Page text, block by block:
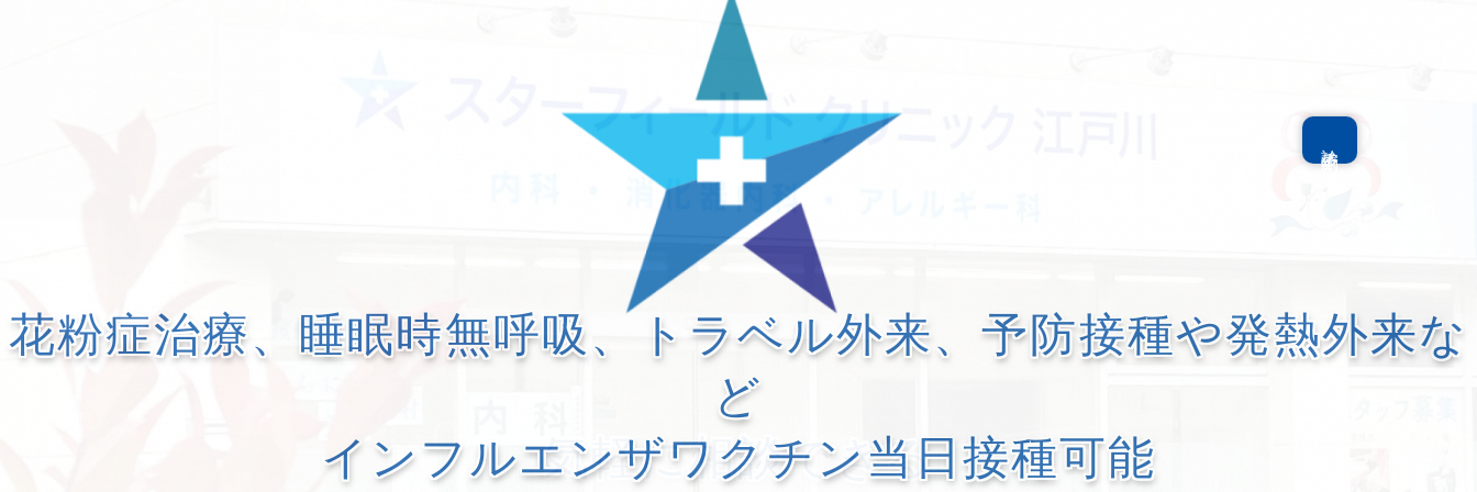
花粉症治療、睡眠時無呼吸、トラベル外来、予防接種や発熱外来な
ど
インフルエンザワクチン当日接種可能